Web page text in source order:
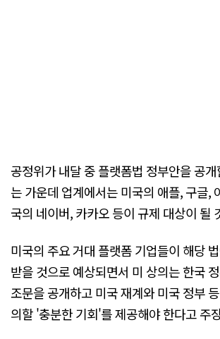
공정위가 내달 중 플랫폼법 정부안을 공
는 가운데 업계에서는 미국의 애플, 구글,
국의 네이버, 카카오 등이 규제 대상이 될
미국의 주요 거대 플랫폼 기업들이 해당
받을 것으로 예상되면서 미 상의는 한국
조문을 공개하고 미국 재계와 미국 정부
의할 '충분한 기회'를 제공해야 한다고 주